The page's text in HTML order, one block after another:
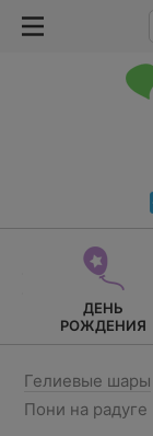
ДЕНЬ
РОЖДЕНИЯ
Гелиевые шары
Пони на радуге